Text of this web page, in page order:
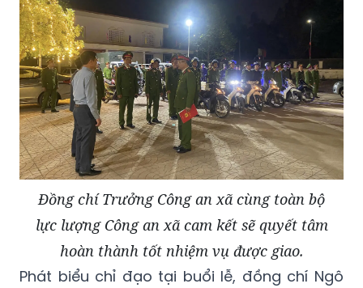
Đồng chí Trưởng Công an xã cùng toàn bộ
lực lượng Công an xã cam kết sẽ quyết tâm
hoàn thành tốt nhiệm vụ được giao.
Phát biểu chỉ đạo tại buổi lễ, đồng chí Ngô